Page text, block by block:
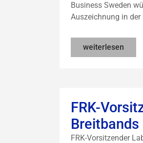
Business Sweden
Auszeichnung in der
weiterlesen
FRK-
FRK-Vorsitzender